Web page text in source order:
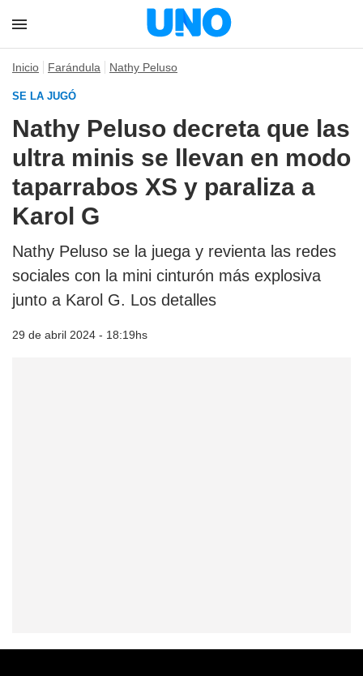
Inicio Farándula Nathy Peluso
SE LA JUGÓ
Nathy Peluso decreta que las
ultra minis se llevan en modo
taparrabos XS y paraliza a
Karol G
Nathy Peluso se la juega y revienta las redes
sociales con la mini cinturón más explosiva
junto a Karol G. Los detalles
29 de abril 2024 - 18:19hs